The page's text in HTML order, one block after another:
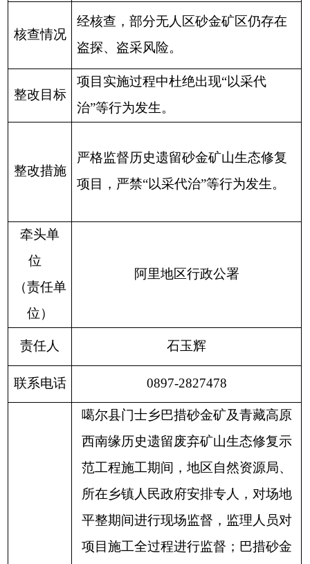
核查情况
经核查，部分无人区砂金矿区仍存在
盗探、盗采风险。
整改目标
项目实施过程中杜绝出现“以采代
治”等行为发生。
整改措施
严格监督历史遗留砂金矿山生态修复
项目，严禁“以采代治”等行为发生。
牵头单
位
（责任单
位）
阿里地区行政公署
责任人 石玉辉
联系电话 0897-2827478
噶尔县门士乡巴措砂金矿及青藏高原
西南缘历史遗留废弃矿山生态修复示
范工程施工期间，地区自然资源局、
所在乡镇人民政府安排专人，对场地
平整期间进行现场监督，监理人员对
项目施工全过程进行监督；巴措砂金